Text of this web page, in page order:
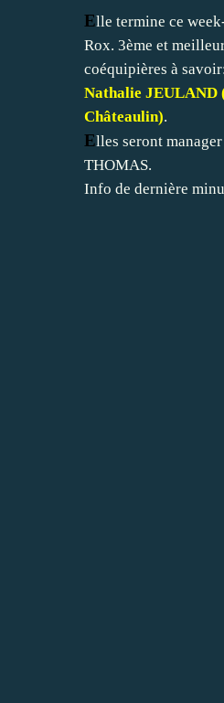
Elle termine ce
Rox. 3ème et
coéquipières à
Nathalie JEULAND
Châteaulin).
Elles seront
THOMAS.
Info de dernière